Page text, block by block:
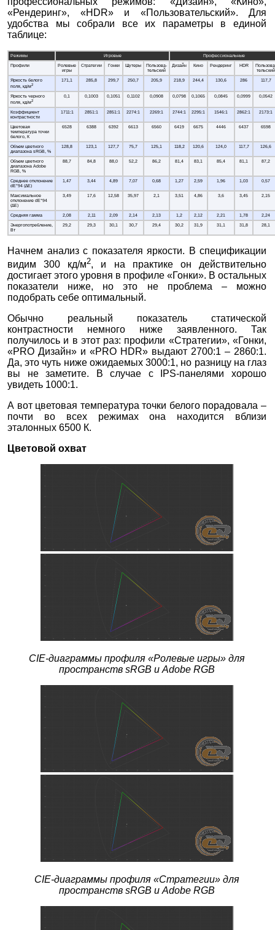
«Рендеринг», «HDR» и «Пользовательский». Для
удобства мы собрали все их параметры в единой
таблице:
Режимы Игровые
Профессиональные
Профили
Ролевые
игры
Стратегии Гонки Шутеры
Пользова-
тельский
Дизайн Кино Рендеринг HDR
тельский
Яркость белого
поля, кд/м2
171,1 285,8 299,7 250,7 205,9 218,9 244,4 130,6 286 117,7
Яркость черного
поля, кд/м2
0,1 0,1003 0,1051 0,1102 0,0908 0,0798 0,1065 0,0845 0,0999 0,0542
Коэффициент
контрастности
1711:1 2851:1 2851:1 2274:1 2269:1 2744:1 2295:1 1546:1 2862:1 2173:1
Цветовая
температура точки
белого, К
6528 6388 6392 6613 6560 6419 6675 4446 6437 6598
Объем цветного
диапазона sRGB, %
128,8 123,1 127,7 75,7 125,1 118,2 120,6 124,0 117,7 126,6
Объем цветного
диапазона Adobe
RGB, %
88,7 84,8 88,0 52,2 86,2 81,4 83,1 85,4 81,1 87,2
Среднее отклонение
dE*94 (∆E)
1,47 3,44 4,89 7,07 0,68 1,27 2,59 1,96 1,03 0,57
Максимальное
отклонение dE*94
(∆E)
3,49 17,6 12,58 35,97 2,1 3,51 4,86 3,6 3,45 2,15
Средняя гамма 2,08 2,11 2,09 2,14 2,13 1,2 2,12 2,21 1,78
2,24
Энергопотребление,
Вт
29,2 29,3 30,1 30,7 29,4 30,2 31,9 31,1 31,8 28,1
Начнем анализ с показателя яркости. В спецификации
видим 300 кд/м2, и на практике он действительно
достигает этого уровня в профиле «Гонки». В остальных
показатели ниже, но это не проблема – можно
подобрать себе оптимальный.
Обычно реальный показатель статической
контрастности немного ниже заявленного. Так
получилось и в этот раз: профили «Стратегии», «Гонки,
«PRO Дизайн» и «PRO HDR» выдают 2700:1 – 2860:1.
Да, это чуть ниже ожидаемых 3000:1, но разницу на глаз
вы не заметите. В случае с IPS-панелями хорошо
увидеть 1000:1.
А вот цветовая температура точки белого порадовала –
почти во всех режимах она находится вблизи
эталонных 6500 К.
Цветовой охват
CIE-диаграммы профиля«Ролевые игры» для
пространств sRGB и Adobe RGB
CIE-диаграммы профиля«Стратегии» для
пространств sRGB и Adobe RGB